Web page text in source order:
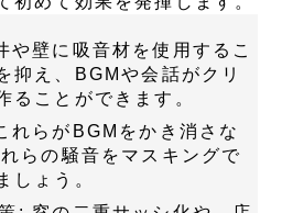
や壁に吸音材を使用するこ
抑え、BGMや会話がクリ
ることができます。
れらがBGMをかき消さな
らの騒音をマスキングで
しょう。